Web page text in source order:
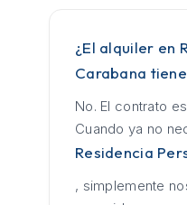
¿El alquiler en
Carabana
No. El contrato
Cuando ya no
Residencia
, simplemente